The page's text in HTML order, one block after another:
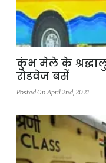
कुंभ मेले के
रोडवेज बसें
Posted On April 2nd, 2021